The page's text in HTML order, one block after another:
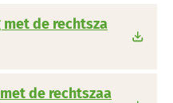
de rechtsza
de rechtszaa